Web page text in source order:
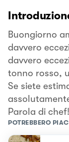
Buongiorno
davvero
davvero
tonno rosso,
Se siete
Parola di chef!
POTREBBERO